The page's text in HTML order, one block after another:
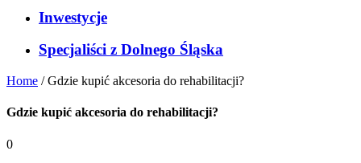
Inwestycje
Specjaliści z Dolnego Śląska
Home /Gdzie kupić akcesoria do rehabilitacji?
Gdzie kupić akcesoria do rehabilitacji?
0